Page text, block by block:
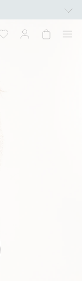
Kan ikke kombineres med